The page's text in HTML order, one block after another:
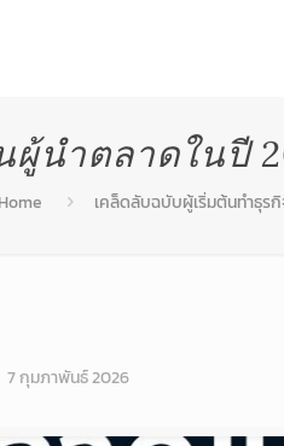
ผู้นำตลาดในปี
Home เคล็ดลับฉบับผู้เริ่มต้นทำธุร
7 กุมภาพันธ์ 2026